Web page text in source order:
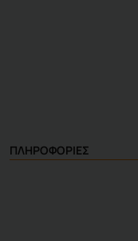
ΠΛΗΡΟΦΟΡΙΕΣ